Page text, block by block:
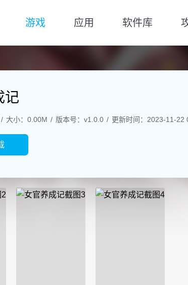
游戏 应用 软件库
记
大小：0.00M 版本号：v1.0.0 更新时间：2023-11-22